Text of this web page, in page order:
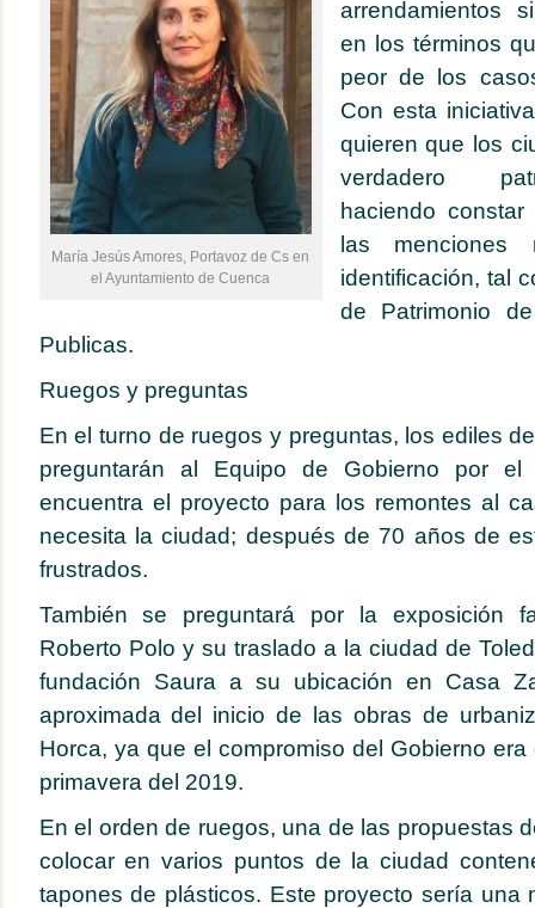
María Jesús Amores, Portavoz de Cs en
el Ayuntamiento de Cuenca
arrendamientos
en los términos
peor de los
Con esta
quieren que los
verdadero
haciendo
las menciones
identificación, tal
de Patrimonio
Publicas.
Ruegos y preguntas
En el turno de ruegos y preguntas, los ediles
preguntarán al Equipo de Gobierno por
encuentra el proyecto para los remontes al
necesita la ciudad; después de 70 años de
frustrados.
También se preguntará por la exposición
Roberto Polo y su traslado a la ciudad de
fundación Saura a su ubicación en Casa
aproximada del inicio de las obras de
Horca, ya que el compromiso del Gobierno
primavera del 2019.
En el orden de ruegos, una de las propuestas
colocar en varios puntos de la ciudad
tapones de plásticos. Este proyecto sería una